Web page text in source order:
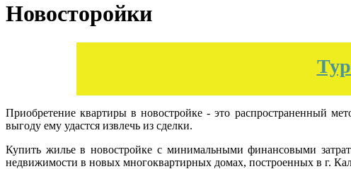
Новосторойки
Приобретение квартиры в новостройке - это распространенный
выгоду ему удастся извлечь из сделки.
Купить жилье в новостройке с минимальными финансовыми
недвижимости в новых многоквартирных домах, построенных в г.